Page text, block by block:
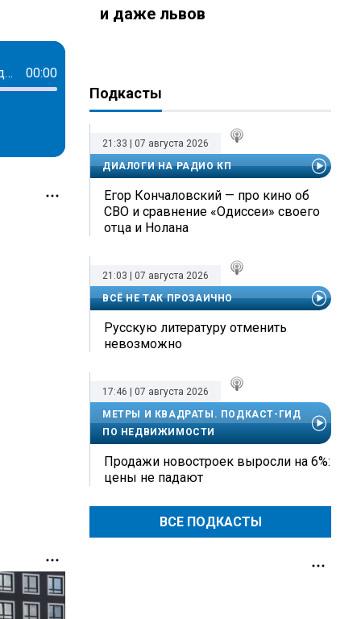
«Я не уцепилась за кресло депутата»: Поклонская объявила, что уходит из Госдумы 00:00
и даже львов
Подкасты
21:33 | 07 августа 2026
ДИАЛОГИ НА РАДИО КП
Егор Кончаловский — про кино об
СВО и сравнение «Одиссеи» своего
отца и Нолана
21:03 | 07 августа 2026
ВСЁ НЕ ТАК ПРОЗАИЧНО
Русскую литературу отменить
невозможно
17:46 | 07 августа 2026
МЕТРЫ И КВАДРАТЫ. ПОДКАСТ-ГИД
ПО НЕДВИЖИМОСТИ
Продажи новостроек выросли на 6%:
цены не падают
ВСЕ ПОДКАСТЫ